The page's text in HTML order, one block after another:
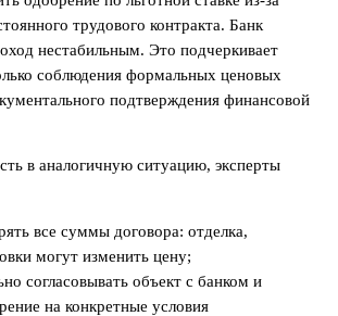
трудового контракта. Банк
нестабильным. Это подчеркивает
соблюдения формальных ценовых
подтверждения финансовой
в аналогичную ситуацию, эксперты
все суммы договора: отделка,
могут изменить цену;
согласовывать объект с банком и
на конкретные условия